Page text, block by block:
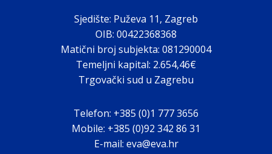
Sjedište: Puževa 11, Zagreb
OIB: 00422368368
Matični broj subjekta: 081290004
Temeljni kapital: 2.654,46€
Trgovački sud u Zagrebu
Telefon: +385 (0)1 777 3656
Mobile: +385 (0)92 342 86 31
E-mail: eva@eva.hr